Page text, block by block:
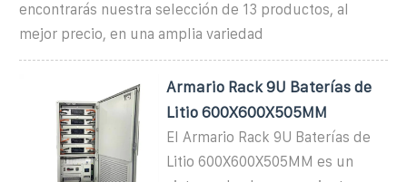
encontrarás nuestra selección de 13 productos, al
mejor precio, en una amplia variedad
Armario Rack 9U Baterías de
Litio 600X600X505MM
El Armario Rack 9U Baterías de
Litio 600X600X505MM es un